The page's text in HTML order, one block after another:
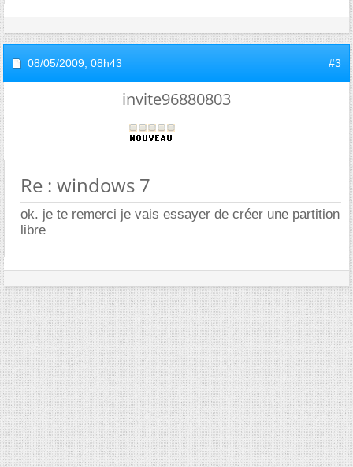
08/05/2009, 08h43 #3
invite96880803
Re : windows 7
ok. je te remerci je vais essayer de créer une partition
libre